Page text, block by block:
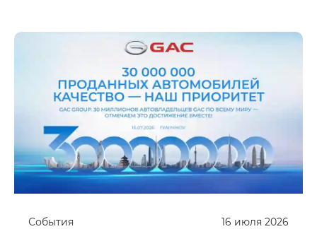
16 июля 2026
События